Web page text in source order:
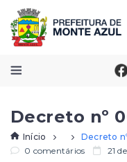
Decreto nº
Início
Decreto
0 comentários
21